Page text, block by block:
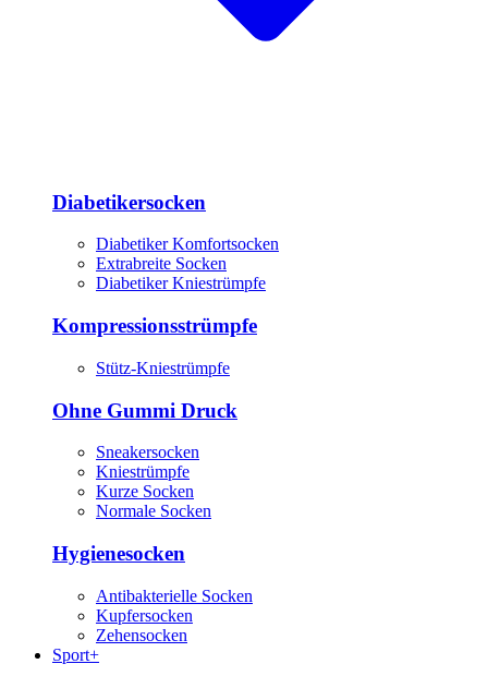
Diabetikersocken
Diabetiker Komfortsocken
Extrabreite Socken
Diabetiker Kniestrümpfe
Kompressionsstrümpfe
Stütz-Kniestrümpfe
Ohne Gummi Druck
Sneakersocken
Kniestrümpfe
Kurze Socken
Normale Socken
Hygienesocken
Antibakterielle Socken
Kupfersocken
Zehensocken
Sport+